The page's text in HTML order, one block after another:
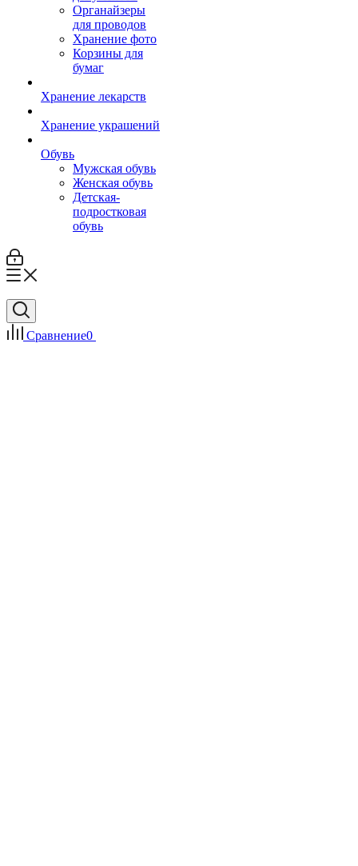
Органайзеры
для проводов
Хранение фото
Корзины для
бумаг
Хранение лекарств
Хранение украшений
Обувь
Мужская обувь
Женская обувь
Детская-
подростковая
обувь
Сравнение0